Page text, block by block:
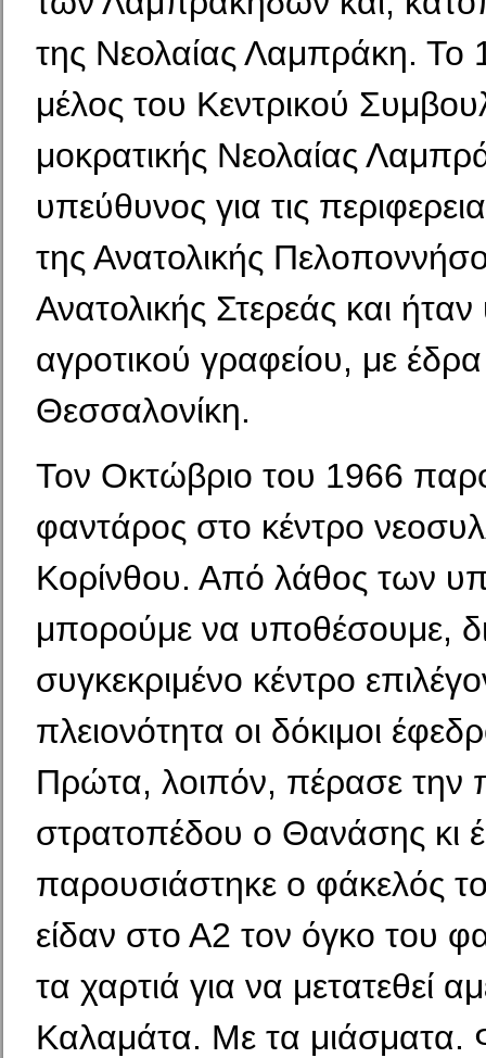
της Νεολαίας Λαμπράκη. Το
μέλος του Κεντρικού
μοκρατικής Νεολαίας
υπεύθυνος για τις
της Ανατολικής
Ανατολικής Στερεάς και
αγροτικού γραφείου, με
Θεσσαλονίκη.
Τον Οκτώβριο του 1966
φαντάρος στο κέντρο
Κορίνθου. Από λάθος των
μπορούμε να υπο­θέσουμε,
συγκεκριμένο κέντρο
πλειονότη­τα οι δόκιμοι
Πρώτα, λοιπόν, πέρασε την
στρατοπέδου ο Θανάσης κι
παρουσιάστηκε ο φάκελός
είδαν στο Α2 τον όγκο του
τα χαρτιά για να με­τατεθεί
Καλαμάτα. Με τα μιάσματα.